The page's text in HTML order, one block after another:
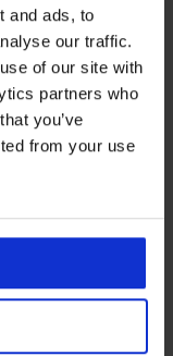
and ads, to
our traffic.
of our site with
partners who
you’ve
from your use